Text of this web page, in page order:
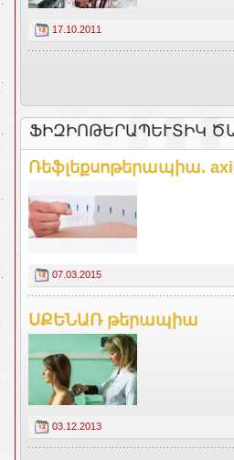
17.10.2011
ՖԻԶԻՈԹԵՐԱՊԵՒՏԻԿ
Ռեֆլեքսոթերապիա.
07.03.2015
ՍՔԵՆԱՌ թերապիա
03.12.2013